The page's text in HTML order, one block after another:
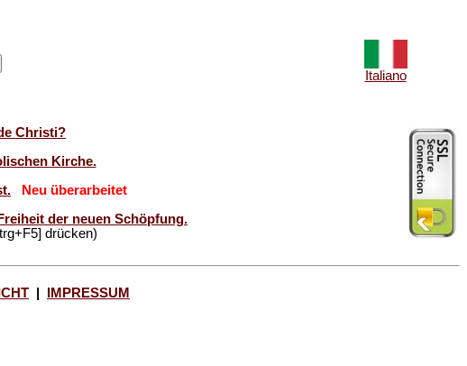
Italiano
Christi?
Kirche.
Neu überarbeitet
der neuen Schöpfung.
drücken)
IMPRESSUM